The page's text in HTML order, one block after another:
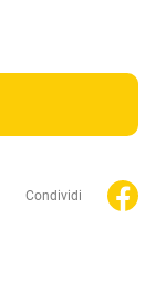
Condividi